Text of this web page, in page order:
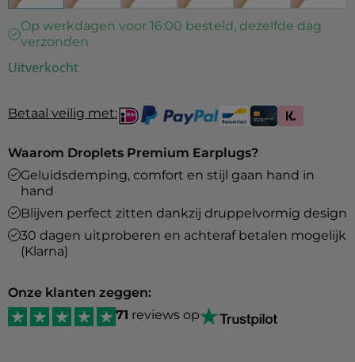
Op werkdagen voor 16:00 besteld, dezelfde dag
verzonden
Uitverkocht
Betaal veilig met:
Waarom Droplets Premium Earplugs?
Geluidsdemping, comfort en stijl gaan hand in
hand
Blijven perfect zitten dankzij druppelvormig design
30 dagen uitproberen en achteraf betalen mogelijk
(Klarna)
Onze klanten zeggen:
71 reviews op